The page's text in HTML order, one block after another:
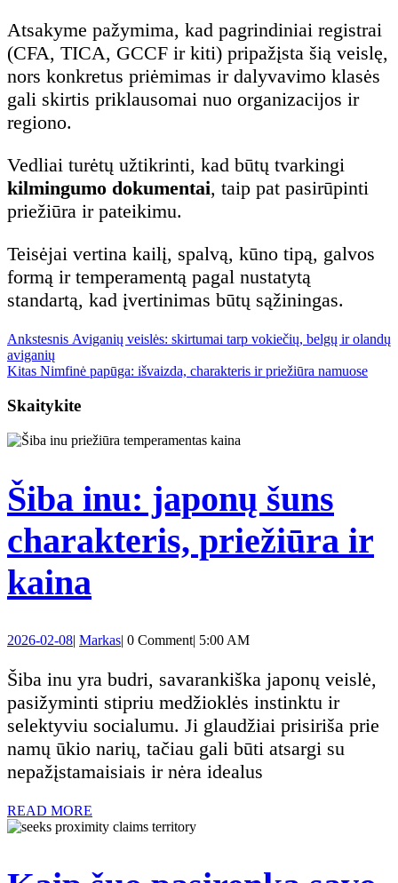
Atsakyme pažymima, kad pagrindiniai registrai
(CFA, TICA, GCCF ir kiti) pripažįsta šią veislę,
nors konkretus priėmimas ir dalyvavimo klasės
gali skirtis priklausomai nuo organizacijos ir
regiono.
Vedliai turėtų užtikrinti, kad būtų tvarkingi
kilmingumo dokumentai, taip pat pasirūpinti
priežiūra ir pateikimu.
Teisėjai vertina kailį, spalvą, kūno tipą, galvos
formą ir temperamentą pagal nustatytą
standartą, kad įvertinimas būtų sąžiningas.
Navigacija
tarp
įrašų
Ankstesnis Previous
Aviganių veislės: skirtumai tarp vokiečių, belgų ir olandų
aviganių
Kitas Next
Nimfinė papūga: išvaizda, charakteris ir priežiūra namuose
Skaitykite
Šiba inu: japonų šuns
charakteris, priežiūra ir
kaina
japonų
šuns
charakteris,
priežiūra
ir
kaina
2026-02-082026-
| MarkasMarkas
| 0 Comment| 5:00 AM
Šiba inu yra budri, savarankiška japonų veislė,
pasižyminti stipriu medžioklės instinktu ir
selektyviu socialumu. Ji glaudžiai prisiriša prie
namų ūkio narių, tačiau gali būti atsargi su
nepažįstamaisiais ir nėra idealus
READ MORE
MORE